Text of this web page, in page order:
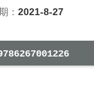
： 2021-8-27